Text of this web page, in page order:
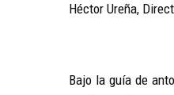
Héctor Ureña,
Bajo la guía de